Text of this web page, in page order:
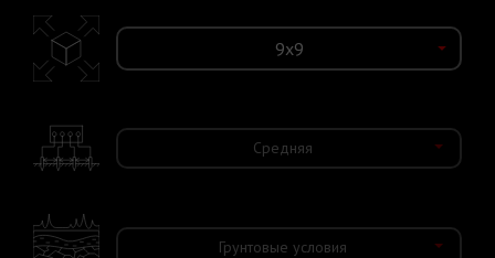
Средняя
Грунтовые условия